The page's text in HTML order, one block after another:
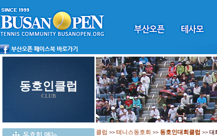
동호인클럽
CLUB
클럽 >> 테니스동호회 >> 동호인대회클럽 >> 대